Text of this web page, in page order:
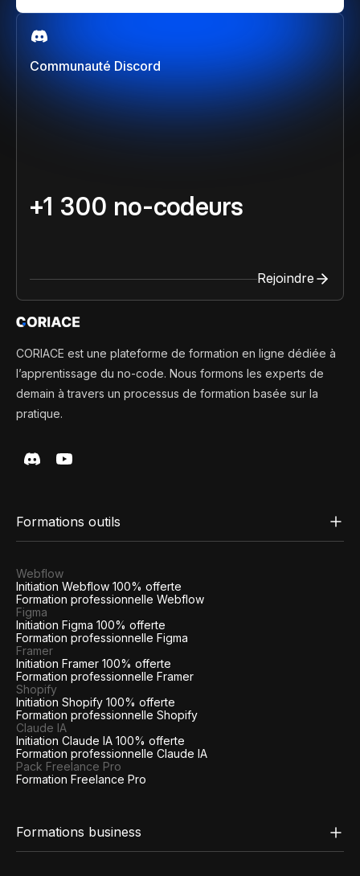
Communauté Discord
+1 300 no-codeurs
Rejoindre
CORIACE est une plateforme de formation en ligne dédiée à
l’apprentissage du no-code. Nous formons les experts de
demain à travers un processus de formation basée sur la
pratique.
Formations outils
Webflow
Initiation Webflow 100% offerte
Formation professionnelle Webflow
Figma
Initiation Figma 100% offerte
Formation professionnelle Figma
Framer
Initiation Framer 100% offerte
Formation professionnelle Framer
Shopify
Initiation Shopify 100% offerte
Formation professionnelle Shopify
Claude IA
Initiation Claude IA 100% offerte
Formation professionnelle Claude IA
Pack Freelance Pro
Formation Freelance Pro
Formations business